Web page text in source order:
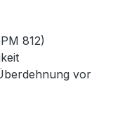
812)
vor